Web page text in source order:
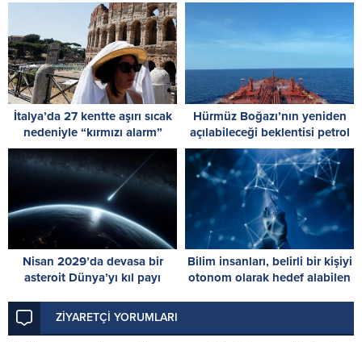
döndü
İtalya’da 27 kentte aşırı sıcak
nedeniyle “kırmızı alarm”
verildi
Hürmüz Boğazı’nın yeniden
açılabileceği beklentisi petrol
fiyatlarını düşürdü
Nisan 2029’da devasa bir
asteroit Dünya’yı kıl payı
Bilim insanları, belirli bir kişiyi
otonom olarak hedef alabilen
ZİYARETÇİ YORUMLARI